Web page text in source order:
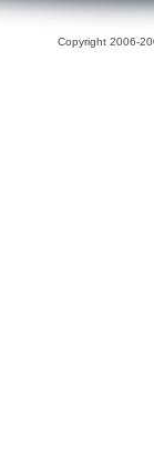
Copyright 2006-